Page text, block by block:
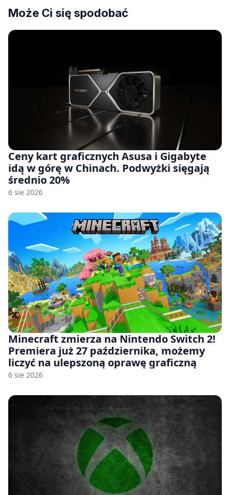
Może Ci się spodobać
Ceny kart graficznych Asusa i Gigabyte
idą w górę w Chinach. Podwyżki sięgają
średnio 20%
6 sie 2026
Minecraft zmierza na Nintendo Switch 2!
Premiera już 27 października, możemy
liczyć na ulepszoną oprawę graficzną
6 sie 2026